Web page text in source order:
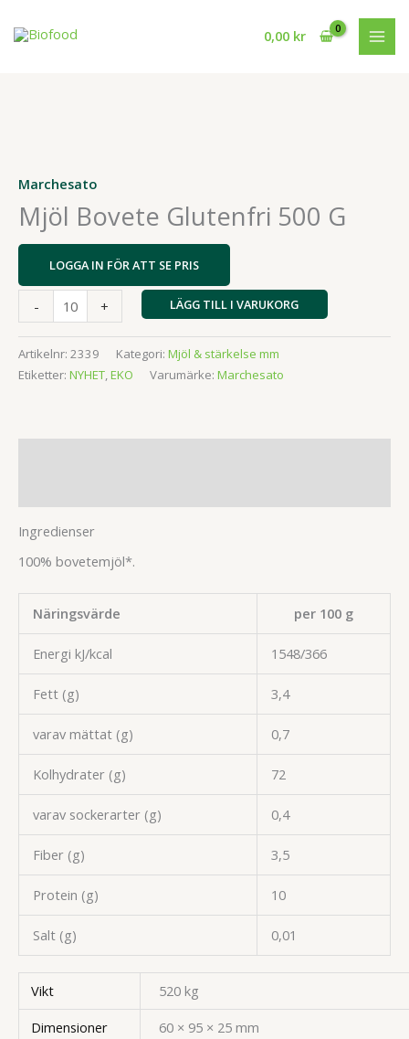
0,00 kr
Marchesato
Mjöl Bovete Glutenfri 500 G
LOGGA IN FÖR ATT SE PRIS
-
Bovete
Glutenfri
500
G
+ LÄGG TILL I VARUKORG
Artikelnr: 2339 Kategori: Mjöl & stärkelse mm
Etiketter: NYHET EKO Varumärke: Marchesato
Ingredienser
100% bovetemjöl*.
Näringsvärde per 100 g
Energi kJ/kcal 1548/366
Fett (g) 3,4
varav mättat (g) 0,7
Kolhydrater (g) 72
varav sockerarter (g) 0,4
Fiber (g) 3,5
Protein (g) 10
Salt (g) 0,01
Vikt
520 kg
Dimensioner
60 × 95 × 25 mm